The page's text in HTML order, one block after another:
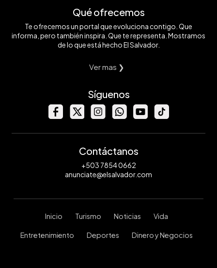
Qué ofrecemos
Te ofrecemos un portal que evoluciona contigo. Que
informa, pero también inspira. Que te representa. Mostramos
de lo que está hecho El Salvador.
Ver mas ❯
Síguenos
Contáctanos
+503 7854 0662
anunciate@elsalvador.com
Inicio Turismo Noticias Vida
Entretenimiento Deportes Dinero y Negocios